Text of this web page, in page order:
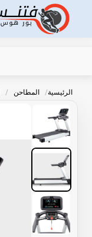
الرئيسية المطاحن